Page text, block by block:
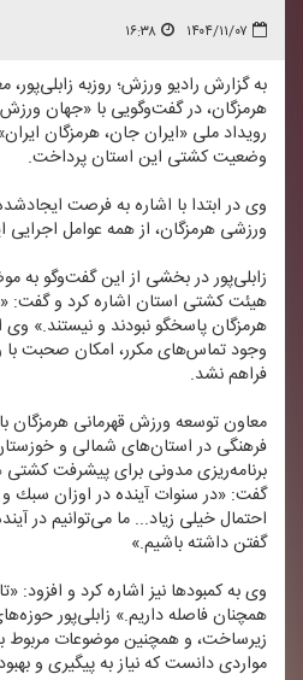
۱۴۰۴/۱۱/۰۷ ۱۶:۳۸
به گزارش رادیو ورزش؛ روزبه
هرمزگان، در گفت‌وگویی با «جهان
رویداد ملی «ایران جان، هرمزگان
وضعیت كشتی این استان پرداخت.
وی در ابتدا با اشاره به فرصت
ورزشی هرمزگان، از همه عوامل اجرایی
زابلی‌پور در بخشی از این گفت‌وگو به
هیئت كشتی استان اشاره كرد و گفت:
هرمزگان پاسخگو نبودند و نیستند.» وی
وجود تماس‌های مكرر، امكان صحبت
فراهم نشد.
معاون توسعه ورزش قهرمانی هرمزگان
فرهنگی در استان‌های شمالی و
برنامه‌ریزی مدونی برای پیشرفت
گفت: «در سنوات آینده در اوزان سبك
احتمال خیلی زیاد... ما می‌توانیم در
گفتن داشته باشیم.»
وی به كمبودها نیز اشاره كرد و
همچنان فاصله داریم.» زابلی‌پور
زیرساخت، و همچنین موضوعات مربوط
مواردی دانست كه نیاز به پیگیری و